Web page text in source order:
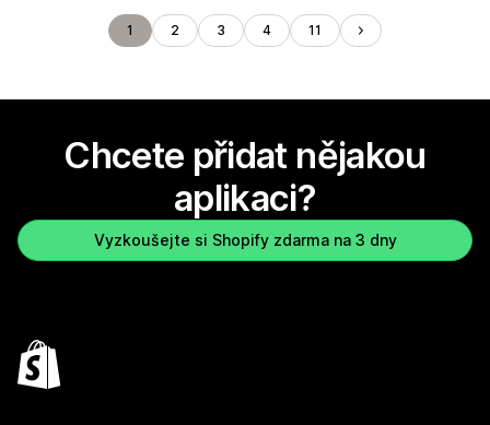
1 2 3 4 11
Chcete přidat nějakou
aplikaci?
Vyzkoušejte si Shopify zdarma na 3 dny